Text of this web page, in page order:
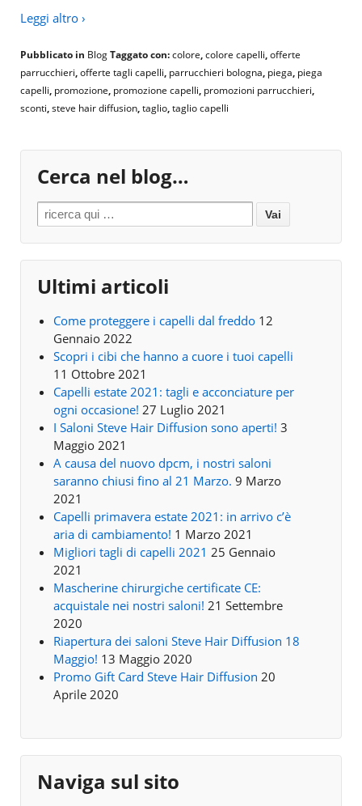
Leggi altro ›
Pubblicato in BlogTaggato con:colore,colore capelli,offerte
parrucchieri,offerte tagli capelli, parrucchieri bologna, piega, piega
capelli, promozione, promozione capelli, promozioni parrucchieri,
sconti,steve hair diffusion,taglio,taglio capelli
Cerca nel blog…
Search for:
Ultimi articoli
Come proteggere i capelli dal freddo 12
Gennaio 2022
Scopri i cibi che hanno a cuore i tuoi capelli
11 Ottobre 2021
Capelli estate 2021: tagli e acconciature per
ogni occasione! 27 Luglio 2021
I Saloni Steve Hair Diffusion sono aperti! 3
Maggio 2021
A causa del nuovo dpcm, i nostri saloni
saranno chiusi fino al 21 Marzo. 9 Marzo
2021
Capelli primavera estate 2021: in arrivo c’è
aria di cambiamento! 1 Marzo 2021
Migliori tagli di capelli 2021 25 Gennaio
2021
Mascherine chirurgiche certificate CE:
acquistale nei nostri saloni! 21 Settembre
2020
Riapertura dei saloni Steve Hair Diffusion 18
Maggio! 13 Maggio 2020
Promo Gift Card Steve Hair Diffusion 20
Aprile 2020
Naviga sul sito